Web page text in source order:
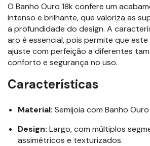
O Banho Ouro 18k confere um
intenso e brilhante, que valoriza as
a profundidade do design. A
aro é essencial, pois permite que este
ajuste com perfeição a diferentes
conforto e segurança no uso.
Características
Material: Semijoia com Banho Ouro
Design: Largo, com múltiplos
assimétricos e texturizados.